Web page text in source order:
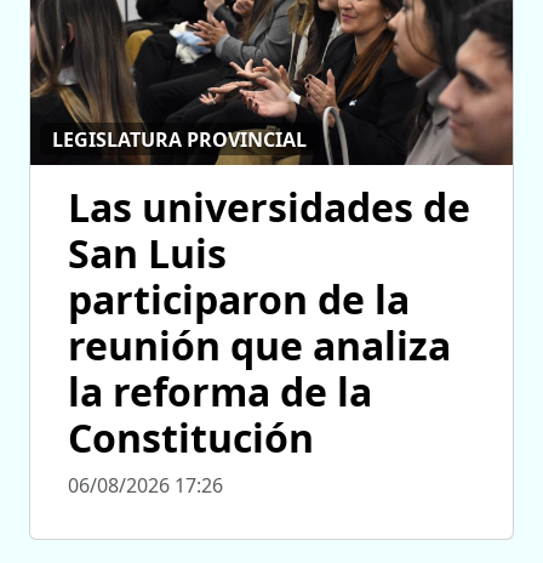
LEGISLATURA PROVINCIAL
Las universidades de
San Luis
participaron de la
reunión que analiza
la reforma de la
Constitución
06/08/2026 17:26